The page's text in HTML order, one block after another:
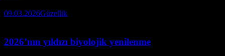
09.03.2026Güzellik
2026’nın yıldızı biyolojik yenilenme